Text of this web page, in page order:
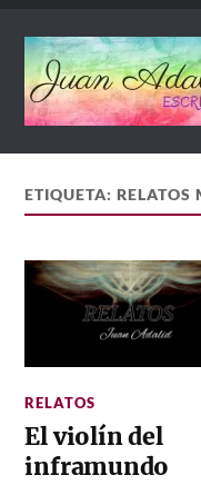
ETIQUETA:RELATOS
RELATOS
El violín del
inframundo